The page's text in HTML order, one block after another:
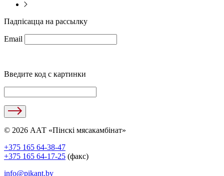
Падпісацца на рассылку
Email
Введите код с картинки
© 2026 ААТ «Пінскі мясакамбінат»
+375 165 64-38-47
+375 165 64-17-25 (факс)
info@pikant.by